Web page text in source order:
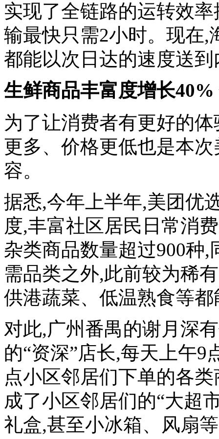
实现了全链路的运转效
输最快只需2小时。现在,
都能以次日达的速度送
生鲜商品丰富度增长
为了让消费者有更好的
更多、价格更低也是本
容。
据悉,今年上半年,美团优
度,丰富社区居民日常消
杂类商品数量超过900种
需品类之外,此前较为稀
供港蔬菜、低温熟食等
对此,广州番禺的谢月深
的“资深”店长,每天上午9
点小区邻居们下单的各
成了小区邻居们的“大超
礼盒,甚至小冰箱、风扇